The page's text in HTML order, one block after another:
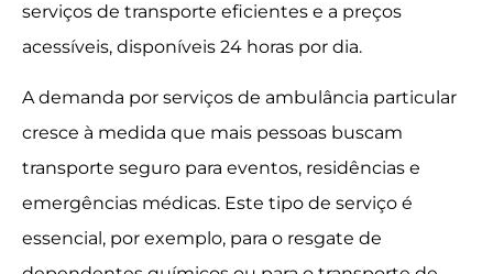
serviços de transporte eficientes e a preços
acessíveis, disponíveis 24 horas por dia.
A demanda por serviços de ambulância particular
cresce à medida que mais pessoas buscam
transporte seguro para eventos, residências e
emergências médicas. Este tipo de serviço é
essencial, por exemplo, para o resgate de